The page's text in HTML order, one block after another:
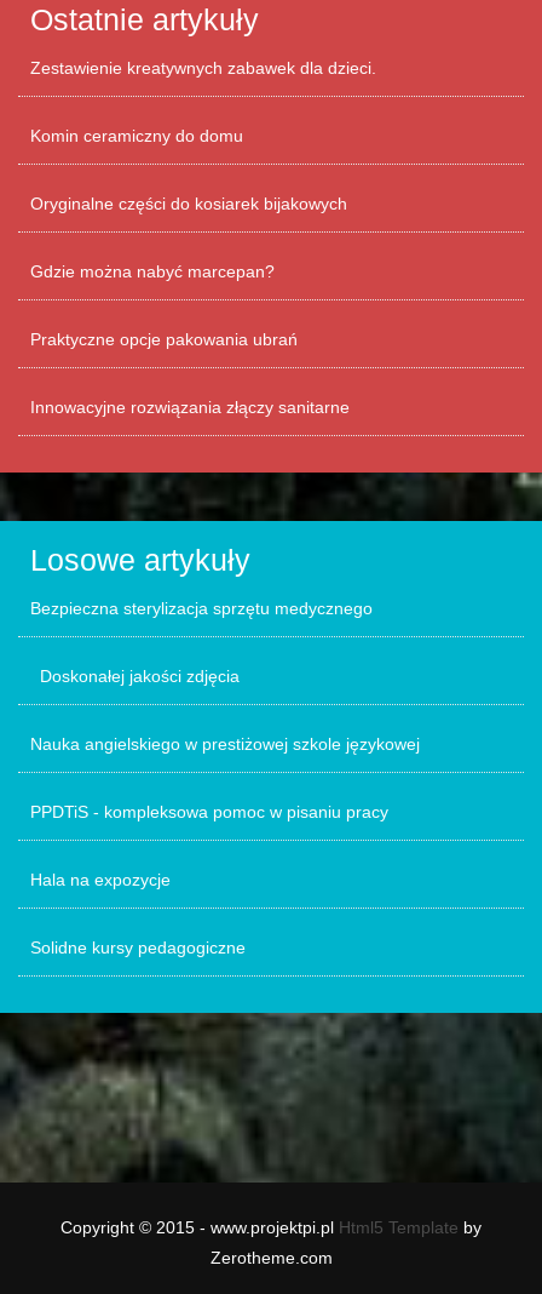
Ostatnie artykuły
Zestawienie kreatywnych zabawek dla dzieci.
Komin ceramiczny do domu
Oryginalne części do kosiarek bijakowych
Gdzie można nabyć marcepan?
Praktyczne opcje pakowania ubrań
Innowacyjne rozwiązania złączy sanitarne
Losowe artykuły
Bezpieczna sterylizacja sprzętu medycznego
Doskonałej jakości zdjęcia
Nauka angielskiego w prestiżowej szkole językowej
PPDTiS - kompleksowa pomoc w pisaniu pracy
Hala na expozycje
Solidne kursy pedagogiczne
Copyright © 2015 - www.projektpi.pl Html5 Template by
Zerotheme.com